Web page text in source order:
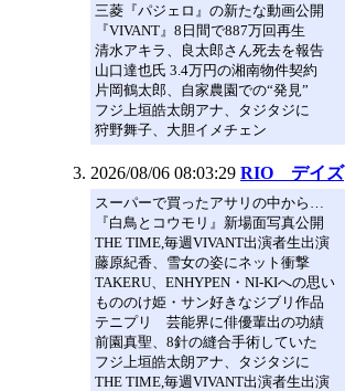
三菱『パジェロ』の新たな動画公開
『VIVANT』8日間で887万回再生
清水アキラ、良太郎さん死去を報告
山口達也氏 3.4万円の湘南物件契約
片岡鶴太郎、自家農園での“発見”
フジ上垣皓太朗アナ、タジタジに
狩野舞子、大胆イメチェン
2026/08/06 08:03:29 RIO デイズ
スーパーで買ったアサリの中から…
『白鳥とコウモリ』新場面写真公開
THE TIME,毎週VIVANT出演者生出演
藤原紀香、雪女の姿にネット衝撃
TAKERU、ENHYPEN・NI-KIへの思い
もののけ姫・サン好きなジブリ作品
テニプリ 芸能界に俳優輩出の功績
前園真聖、8針の縫合手術していた
フジ上垣皓太朗アナ、タジタジに
THE TIME,毎週VIVANT出演者生出演